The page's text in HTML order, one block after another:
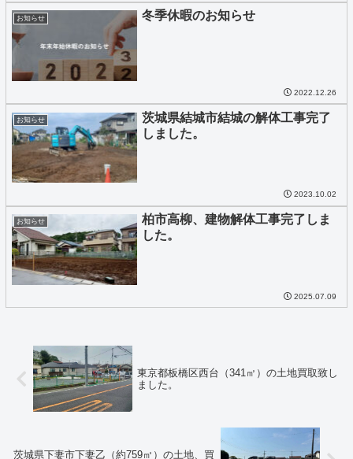
お知らせ 冬季休暇のお知らせ
2022.12.26
お知らせ
茨城県結城市結城の解体工事完了
しました。
2023.10.02
お知らせ
柏市高柳、建物解体工事完了しま
した。
2025.07.09
東京都板橋区西台（341㎡）の土地買取致し
ました。
茨城県下妻市下妻乙（約759㎡）の土地、買